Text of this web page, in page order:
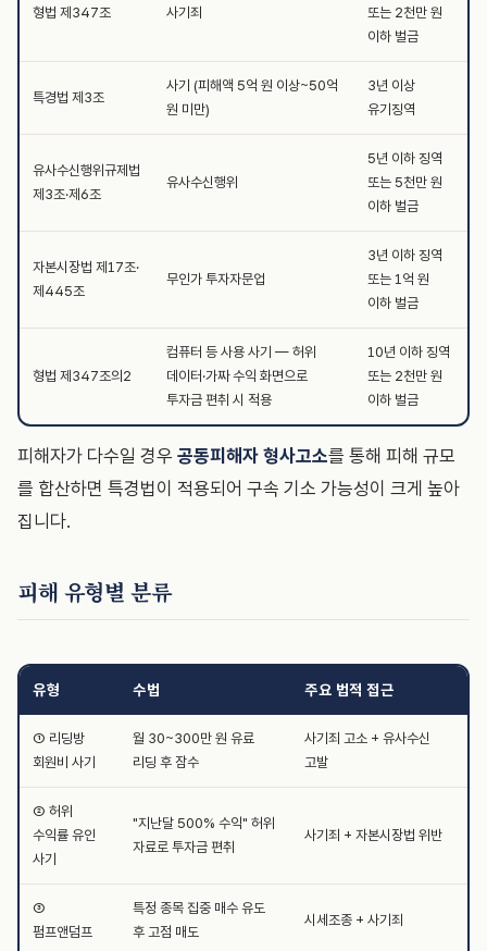
형법 제347조 사기죄
또는 2천만 원
이하 벌금
특경법 제3조
사기 (피해액 5억 원 이상~50억
원 미만)
3년 이상
유기징역
유사수신행위규제법
제3조·제6조
유사수신행위
5년 이하 징역
또는 5천만 원
이하 벌금
자본시장법 제17조·
제445조
무인가 투자자문업
3년 이하 징역
또는 1억 원
이하 벌금
형법 제347조의2
컴퓨터 등 사용 사기 — 허위
데이터·가짜 수익 화면으로
투자금 편취 시 적용
10년 이하 징역
또는 2천만 원
이하 벌금
피해자가 다수일 경우 공동피해자 형사고소를 통해 피해 규모
를 합산하면 특경법이 적용되어 구속 기소 가능성이 크게 높아
집니다.
피해 유형별 분류
유형 수법 주요 법적 접근
① 리딩방
회원비 사기
월 30~300만 원 유료
리딩 후 잠수
사기죄 고소 + 유사수신
고발
② 허위
수익률 유인
사기
"지난달 500% 수익" 허위
자료로 투자금 편취
사기죄 + 자본시장법 위반
③
펌프앤덤프
특정 종목 집중 매수 유도
후 고점 매도
시세조종 + 사기죄